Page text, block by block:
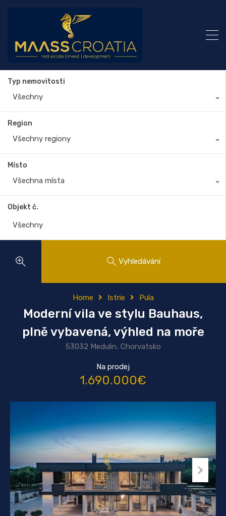
Typ nemovitosti
Všechny
Region
Všechny regiony
Místo
Všechna místa
Objekt č.
Vyhledávání
Home Istrie Pula
Moderní vila ve stylu Bauhaus,
plně vybavená, výhled na moře
53032 Medulin, Chorvatsko
Na prodej
1.690.000€